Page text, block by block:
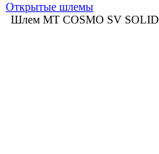
Открытые шлемы
Шлем MT COSMO SV SOLID